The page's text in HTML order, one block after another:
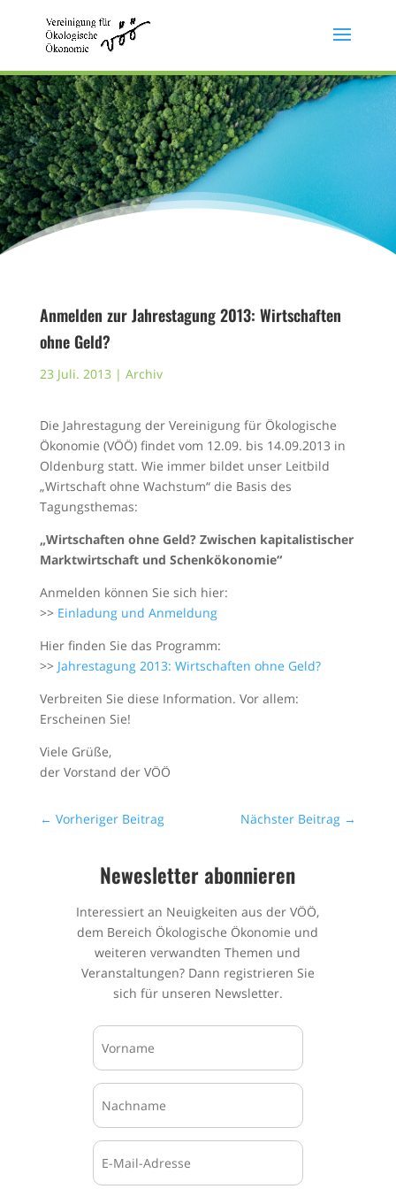
Anmelden zur Jahrestagung 2013: Wirtschaften
ohne Geld?
23 Juli. 2013 | Archiv
Die Jahrestagung der Vereinigung für Ökologische
Ökonomie (VÖÖ) findet vom 12.09. bis 14.09.2013 in
Oldenburg statt. Wie immer bildet unser Leitbild
„Wirtschaft ohne Wachstum“ die Basis des
Tagungsthemas:
„Wirtschaften ohne Geld? Zwischen kapitalistischer
Marktwirtschaft und Schenkökonomie“
Anmelden können Sie sich hier:
>> Einladung und Anmeldung
Hier finden Sie das Programm:
>> Jahrestagung 2013: Wirtschaften ohne Geld?
Verbreiten Sie diese Information. Vor allem:
Erscheinen Sie!
Viele Grüße,
der Vorstand der VÖÖ
← Vorheriger Beitrag Nächster Beitrag →
Newesletter abonnieren
Interessiert an Neuigkeiten aus der VÖÖ,
dem Bereich Ökologische Ökonomie und
weiteren verwandten Themen und
Veranstaltungen? Dann registrieren Sie
sich für unseren Newsletter.